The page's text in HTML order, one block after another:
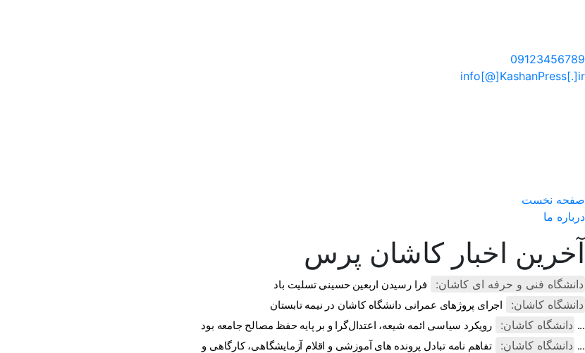
09123456789
info[@]KashanPress[.]ir
صفحه نخست
درباره ما
آخرین اخبار کاشان پرس
دانشگاه فنی و حرفه ای کاشان: فرا رسیدن اربعین حسینی تسلیت باد
دانشگاه کاشان: اجرای پروژهای عمرانی دانشگاه کاشان در نیمه تابستان
دانشگاه کاشان: رویکرد سیاسی ائمه شیعه، اعتدال‌گرا و بر پایه حفظ مصالح جامعه بود ...
دانشگاه کاشان: تفاهم نامه تبادل پرونده‌ های آموزشی و اقلام آزمایشگاهی، کارگاهی و ...